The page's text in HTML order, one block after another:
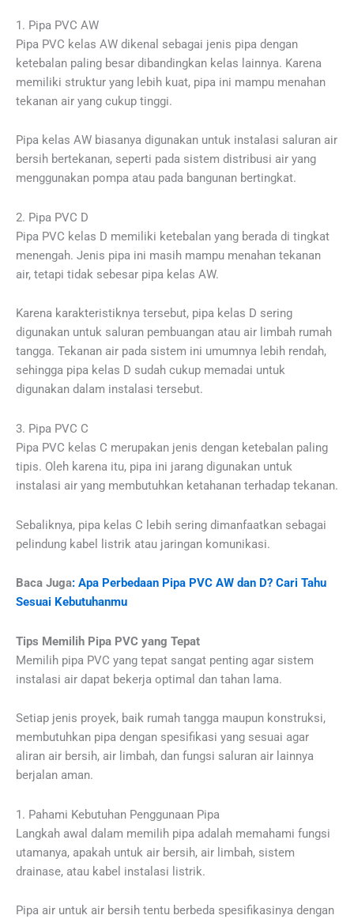
1. Pipa PVC AW
Pipa PVC kelas AW dikenal sebagai jenis pipa dengan
ketebalan paling besar dibandingkan kelas lainnya. Karena
memiliki struktur yang lebih kuat, pipa ini mampu menahan
tekanan air yang cukup tinggi.
Pipa kelas AW biasanya digunakan untuk instalasi saluran air
bersih bertekanan, seperti pada sistem distribusi air yang
menggunakan pompa atau pada bangunan bertingkat.
2. Pipa PVC D
Pipa PVC kelas D memiliki ketebalan yang berada di tingkat
menengah. Jenis pipa ini masih mampu menahan tekanan
air, tetapi tidak sebesar pipa kelas AW.
Karena karakteristiknya tersebut, pipa kelas D sering
digunakan untuk saluran pembuangan atau air limbah rumah
tangga. Tekanan air pada sistem ini umumnya lebih rendah,
sehingga pipa kelas D sudah cukup memadai untuk
digunakan dalam instalasi tersebut.
3. Pipa PVC C
Pipa PVC kelas C merupakan jenis dengan ketebalan paling
tipis. Oleh karena itu, pipa ini jarang digunakan untuk
instalasi air yang membutuhkan ketahanan terhadap tekanan.
Sebaliknya, pipa kelas C lebih sering dimanfaatkan sebagai
pelindung kabel listrik atau jaringan komunikasi.
Baca Juga: Apa Perbedaan Pipa PVC AW dan D? Cari Tahu
Sesuai Kebutuhanmu
Tips Memilih Pipa PVC yang Tepat
Memilih pipa PVC yang tepat sangat penting agar sistem
instalasi air dapat bekerja optimal dan tahan lama.
Setiap jenis proyek, baik rumah tangga maupun konstruksi,
membutuhkan pipa dengan spesifikasi yang sesuai agar
aliran air bersih, air limbah, dan fungsi saluran air lainnya
berjalan aman.
1. Pahami Kebutuhan Penggunaan Pipa
Langkah awal dalam memilih pipa adalah memahami fungsi
utamanya, apakah untuk air bersih, air limbah, sistem
drainase, atau kabel instalasi listrik.
Pipa air untuk air bersih tentu berbeda spesifikasinya dengan